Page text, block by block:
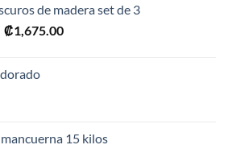
era:
₡20,990.00.
es:
de madera set de 3
El
era:
₡1,675.00El
15 kilos